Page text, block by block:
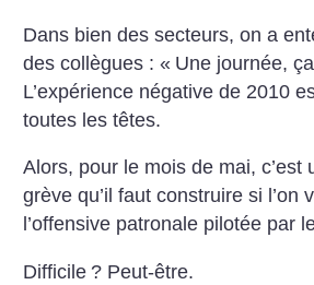
Dans bien des secteurs, on a
des collègues : « Une journée,
L’expérience négative de 2010
toutes les têtes.
Alors, pour le mois de mai, c’est
grève qu’il faut construire si l’on
l’offensive patronale pilotée par
Difficile ? Peut-être.